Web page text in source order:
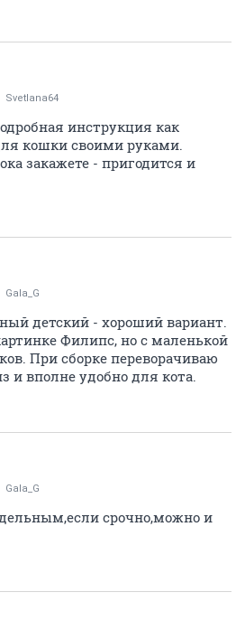
Svetlana64
инструкция как
кошки своими руками.
закажете - пригодится и
Gala_G
детский - хороший вариант.
Филипс, но с маленькой
При сборке переворачиваю
и вполне удобно для кота.
Gala_G
срочно,можно и